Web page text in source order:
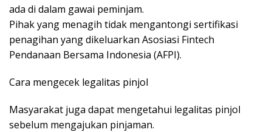
ada di dalam gawai peminjam.
Pihak yang menagih tidak mengantongi sertifikasi
penagihan yang dikeluarkan Asosiasi Fintech
Pendanaan Bersama Indonesia (AFPI).
Cara mengecek legalitas pinjol
Masyarakat juga dapat mengetahui legalitas pinjol
sebelum mengajukan pinjaman.